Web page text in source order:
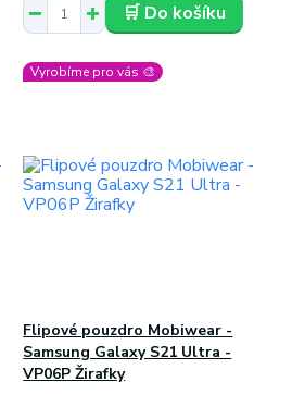
🛒 Do košíku
Vyrobíme pro vás 🎨
Flipové pouzdro Mobiwear -
Samsung Galaxy S21 Ultra -
VP06P Žirafky